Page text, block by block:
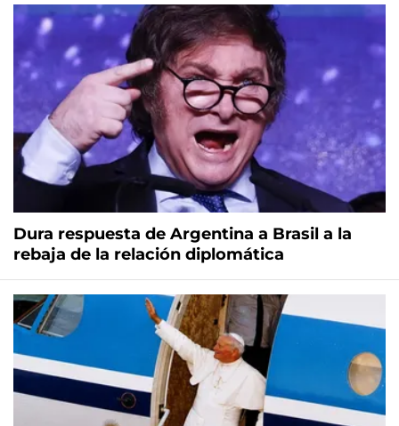
Dura respuesta de Argentina a Brasil a la
rebaja de la relación diplomática